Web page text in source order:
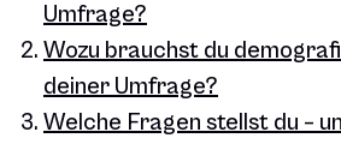
Umfrage?
Wozu brauchst du
deiner Umfrage?
Welche Fragen stellst du –